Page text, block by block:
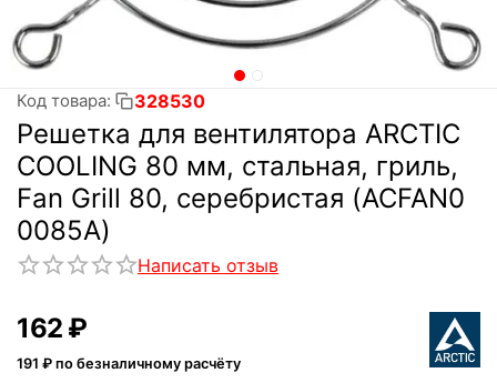
Код товара: 328530
Решетка для вентилятора ARCTIC
COOLING 80 мм, стальная, гриль,
Fan Grill 80, серебристая (ACFAN0
0085A)
Написать отзыв
‍162‍ ₽
191 ₽ по безналичному расчёту